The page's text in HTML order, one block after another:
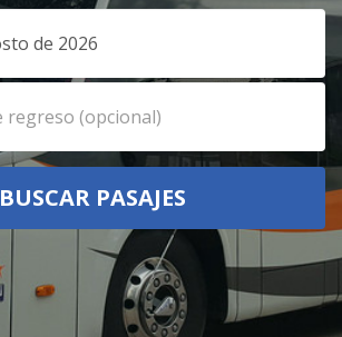
BUSCAR PASAJES